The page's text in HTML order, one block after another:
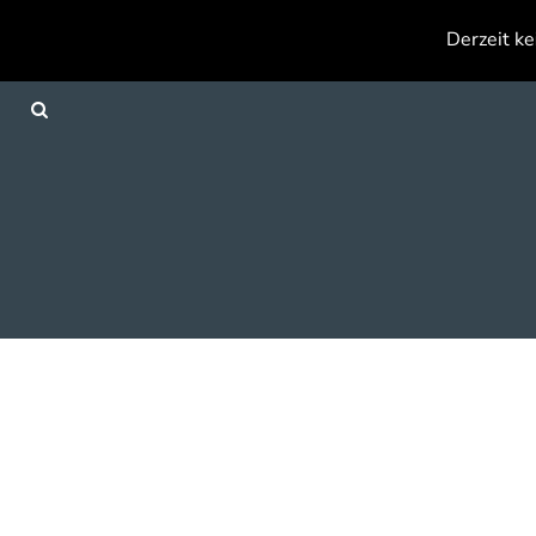
Derzeit
Registrieren
Warenkorb: 0 Artikel